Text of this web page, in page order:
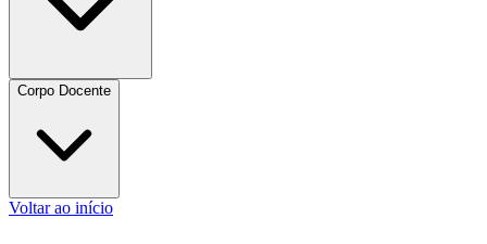
Corpo Docente
Voltar ao início